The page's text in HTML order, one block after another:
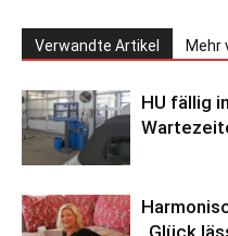
Verwandte Artikel Mehr
HU fällig